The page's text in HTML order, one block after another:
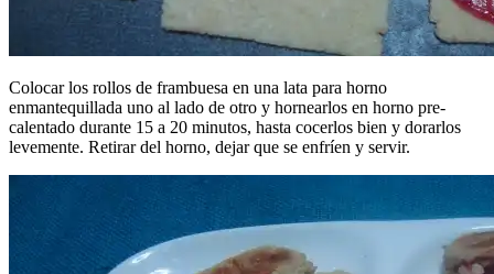
Colocar los rollos de frambuesa en una lata para horno
enmantequillada uno al lado de otro y hornearlos en horno pre-
calentado durante 15 a 20 minutos, hasta cocerlos bien y dorarlos
levemente. Retirar del horno, dejar que se enfríen y servir.